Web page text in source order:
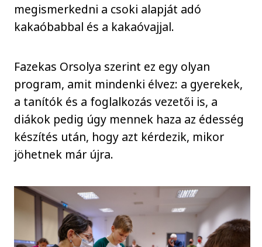
megismerkedni a csoki alapját adó
kakaóbabbal és a kakaóvajjal.
Fazekas Orsolya szerint ez egy olyan
program, amit mindenki élvez: a gyerekek,
a tanítók és a foglalkozás vezetői is, a
diákok pedig úgy mennek haza az édesség
készítés után, hogy azt kérdezik, mikor
jöhetnek már újra.